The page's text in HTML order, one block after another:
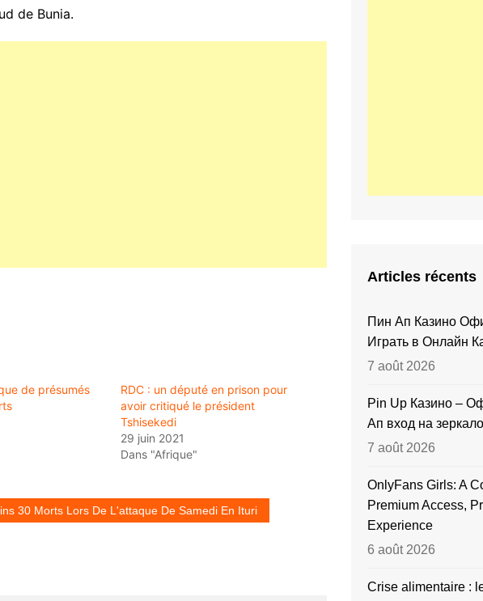
de Bunia.
de présumés
RDC : un député en prison pour
avoir critiqué le président
Tshisekedi
29 juin 2021
Dans "Afrique"
30 Morts Lors De L'attaque De Samedi En Ituri
Articles récents
Пин Ап Казино
Играть в Онлайн
7 août 2026
Pin Up Казино –
Ап вход на
7 août 2026
OnlyFans Girls: A
Premium Access,
Experience
6 août 2026
Crise alimentaire :